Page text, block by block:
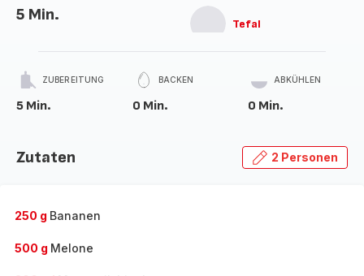
5 Min. Tefal
ZUBEREITUNG
5 Min.
BACKEN
0 Min.
ABKÜHLEN
0 Min.
Zutaten 2 Personen
250 g Bananen
500 g Melone